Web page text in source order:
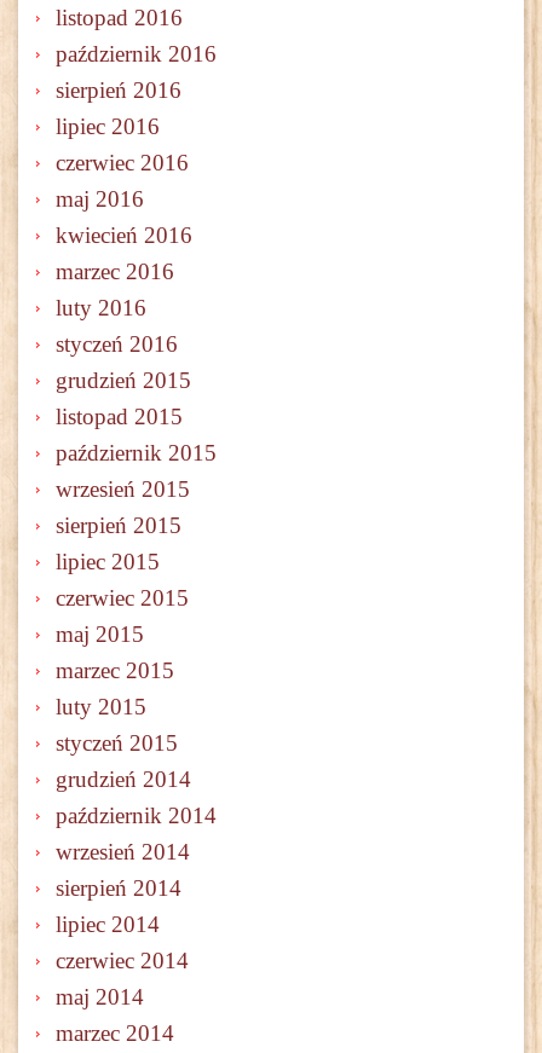
listopad 2016
październik 2016
sierpień 2016
lipiec 2016
czerwiec 2016
maj 2016
kwiecień 2016
marzec 2016
luty 2016
styczeń 2016
grudzień 2015
listopad 2015
październik 2015
wrzesień 2015
sierpień 2015
lipiec 2015
czerwiec 2015
maj 2015
marzec 2015
luty 2015
styczeń 2015
grudzień 2014
październik 2014
wrzesień 2014
sierpień 2014
lipiec 2014
czerwiec 2014
maj 2014
marzec 2014